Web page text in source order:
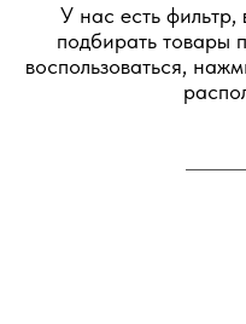
У нас есть
подбирать товары
воспользоваться,